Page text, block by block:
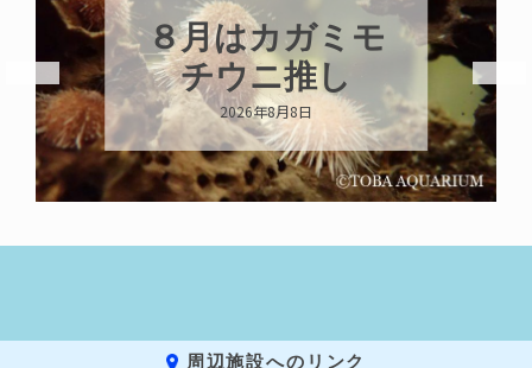
８月はカガミモ
チウニ推し
2026年8月8日
周辺施設へのリンク